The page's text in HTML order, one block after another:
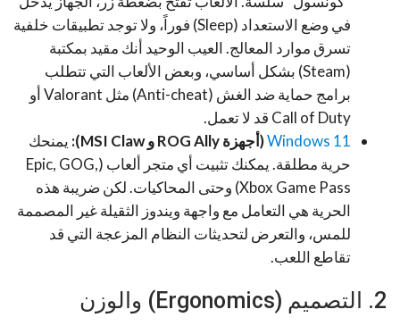
في وضع الاستعداد (Sleep) فوراً، ولا توجد تطبيقات خلفية
تسرق موارد المعالج. العيب الوحيد أنك مقيد بمكتبة
(Steam) بشكل أساسي، وبعض الألعاب التي تتطلب
برامج حماية ضد الغش (Anti-cheat) مثل Valorant أو
Call of Duty قد لا تعمل.
Windows 11(أجهزة ROG Ally و MSI Claw):
يمنحك
حرية مطلقة. يمكنك تثبيت أي متجر ألعاب (Epic, GOG,
Xbox Game Pass) وحتى المحاكيات. لكن ضريبة هذه
الحرية هي التعامل مع واجهة ويندوز الثقيلة غير المصممة
للمس، والتعرض لتحديثات النظام المزعجة التي قد
تقاطع اللعب.
2. التصميم (Ergonomics) والوزن